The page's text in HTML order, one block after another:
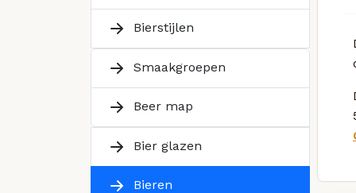
Bierstijlen
Smaakgroepen
Beer map
Bier glazen
Bieren